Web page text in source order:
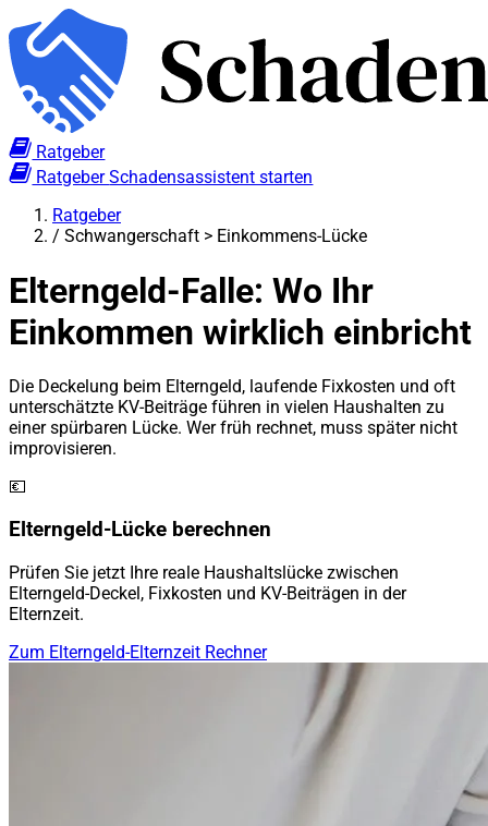
Ratgeber
RatgeberSchadensassistent starten
Ratgeber
/ Schwangerschaft > Einkommens-Lücke
Elterngeld-Falle: Wo Ihr
Einkommen wirklich einbricht
Die Deckelung beim Elterngeld, laufende Fixkosten und oft
unterschätzte KV-Beiträge führen in vielen Haushalten zu
einer spürbaren Lücke. Wer früh rechnet, muss später nicht
improvisieren.
💶
Elterngeld-Lücke berechnen
Prüfen Sie jetzt Ihre reale Haushaltslücke zwischen
Elterngeld-Deckel, Fixkosten und KV-Beiträgen in der
Elternzeit.
Zum Elterngeld-Elternzeit Rechner